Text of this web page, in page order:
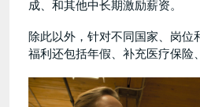
成、和其他中长期激励薪资。
除此以外，针对不同国家、岗位
福利还包括年假、补充医疗保险